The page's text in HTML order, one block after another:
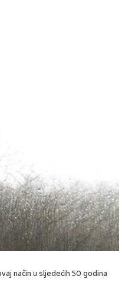
način u sljedećih 50 godina